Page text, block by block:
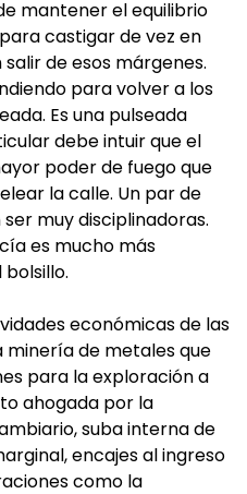
mantener el equilibrio
castigar de vez en
de esos márgenes.
para volver a los
Es una pulseada
debe intuir que el
poder de fuego que
la calle. Un par de
muy disciplinadoras.
es mucho más
económicas de las
minería de metales que
para la exploración a
ahogada por la
suba interna de
encajes al ingreso
como la